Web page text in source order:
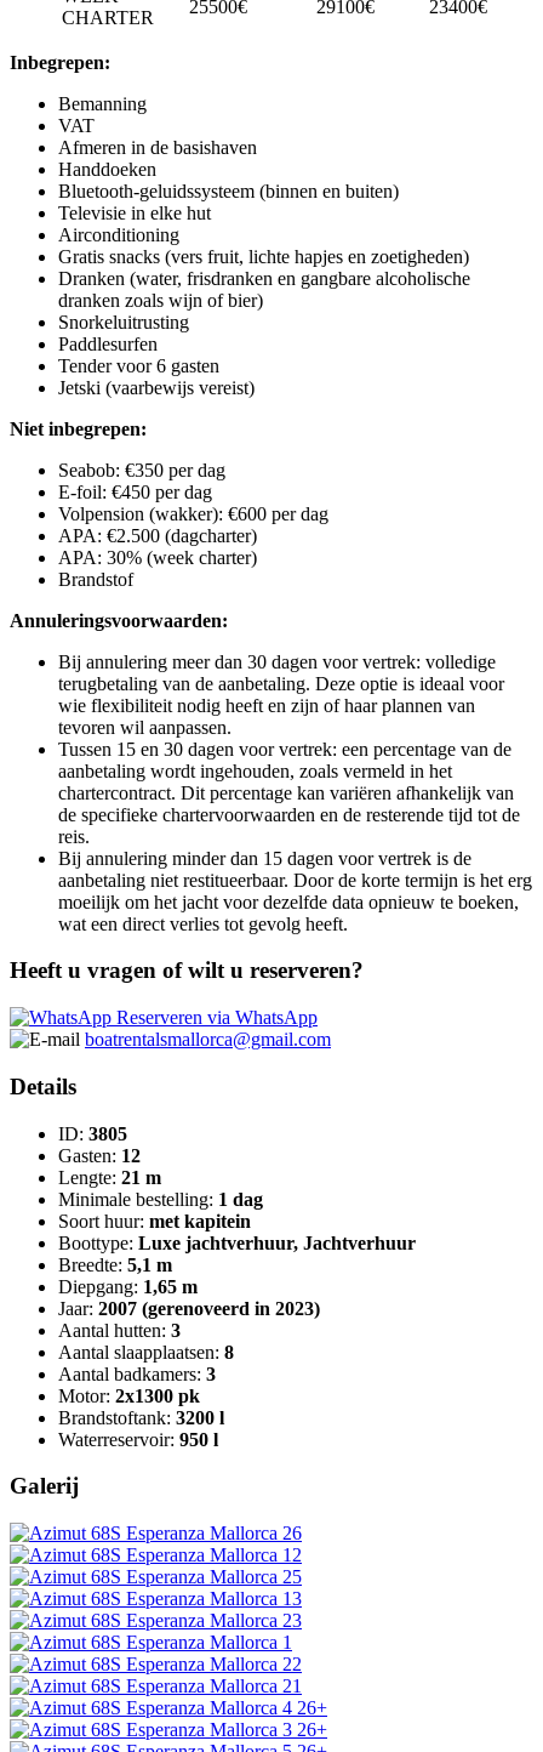
CHARTER
25500€ 29100€ 23400€
Inbegrepen:
Bemanning
VAT
Afmeren in de basishaven
Handdoeken
Bluetooth-geluidssysteem (binnen en buiten)
Televisie in elke hut
Airconditioning
Gratis snacks (vers fruit, lichte hapjes en zoetigheden)
Dranken (water, frisdranken en gangbare alcoholische
dranken zoals wijn of bier)
Snorkeluitrusting
Paddlesurfen
Tender voor 6 gasten
Jetski (vaarbewijs vereist)
Niet inbegrepen:
Seabob: €350 per dag
E-foil: €450 per dag
Volpension (wakker): €600 per dag
APA: €2.500 (dagcharter)
APA: 30% (week charter)
Brandstof
Annuleringsvoorwaarden:
Bij annulering meer dan 30 dagen voor vertrek: volledige
terugbetaling van de aanbetaling. Deze optie is ideaal voor
wie flexibiliteit nodig heeft en zijn of haar plannen van
tevoren wil aanpassen.
Tussen 15 en 30 dagen voor vertrek: een percentage van de
aanbetaling wordt ingehouden, zoals vermeld in het
chartercontract. Dit percentage kan variëren afhankelijk van
de specifieke chartervoorwaarden en de resterende tijd tot de
reis.
Bij annulering minder dan 15 dagen voor vertrek is de
aanbetaling niet restitueerbaar. Door de korte termijn is het erg
moeilijk om het jacht voor dezelfde data opnieuw te boeken,
wat een direct verlies tot gevolg heeft.
Heeft u vragen of wilt u reserveren?
Reserveren via WhatsApp
boatrentalsmallorca@gmail.com
Details
ID: 3805
Gasten: 12
Lengte: 21 m
Minimale bestelling: 1 dag
Soort huur: met kapitein
Boottype: Luxe jachtverhuur, Jachtverhuur
Breedte: 5,1 m
Diepgang: 1,65 m
Jaar: 2007 (gerenoveerd in 2023)
Aantal hutten: 3
Aantal slaapplaatsen: 8
Aantal badkamers: 3
Motor: 2x1300 pk
Brandstoftank: 3200 l
Waterreservoir: 950 l
Galerij
26+
26+